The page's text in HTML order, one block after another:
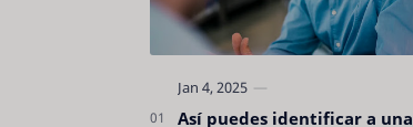
Así puedes identificar a una